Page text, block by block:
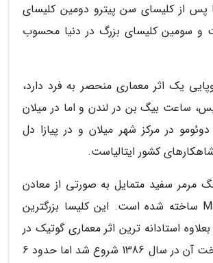
پس از کلیسای سن پیترو دومین کلیسای
و سومین کلیسای بزرگ در دنیا محسوب
یک اثر معماری منحصر به فرد دارد،
ساعت بیگ بن در لندن و اما در میلان
در مرکز شهر میلان و در پیازا دل
کشور ایتالیاست.
مرمر سفید متمایل به صورتی از معادن
دریاچه Maggiore ساخته شده است. این کلیسا بزرگترین
استادانه ترین اثر معماری گوتیک در
ایتالیا است. ساخت آن در سال 1386 شروع شد اما حدود 6